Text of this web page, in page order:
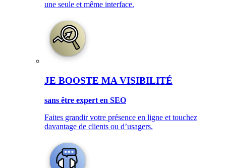
une seule et même interface.
JE BOOSTE MA VISIBILITÉ
sans être expert en SEO
Faites grandir votre présence en ligne et touchez
davantage de clients ou d’usagers.